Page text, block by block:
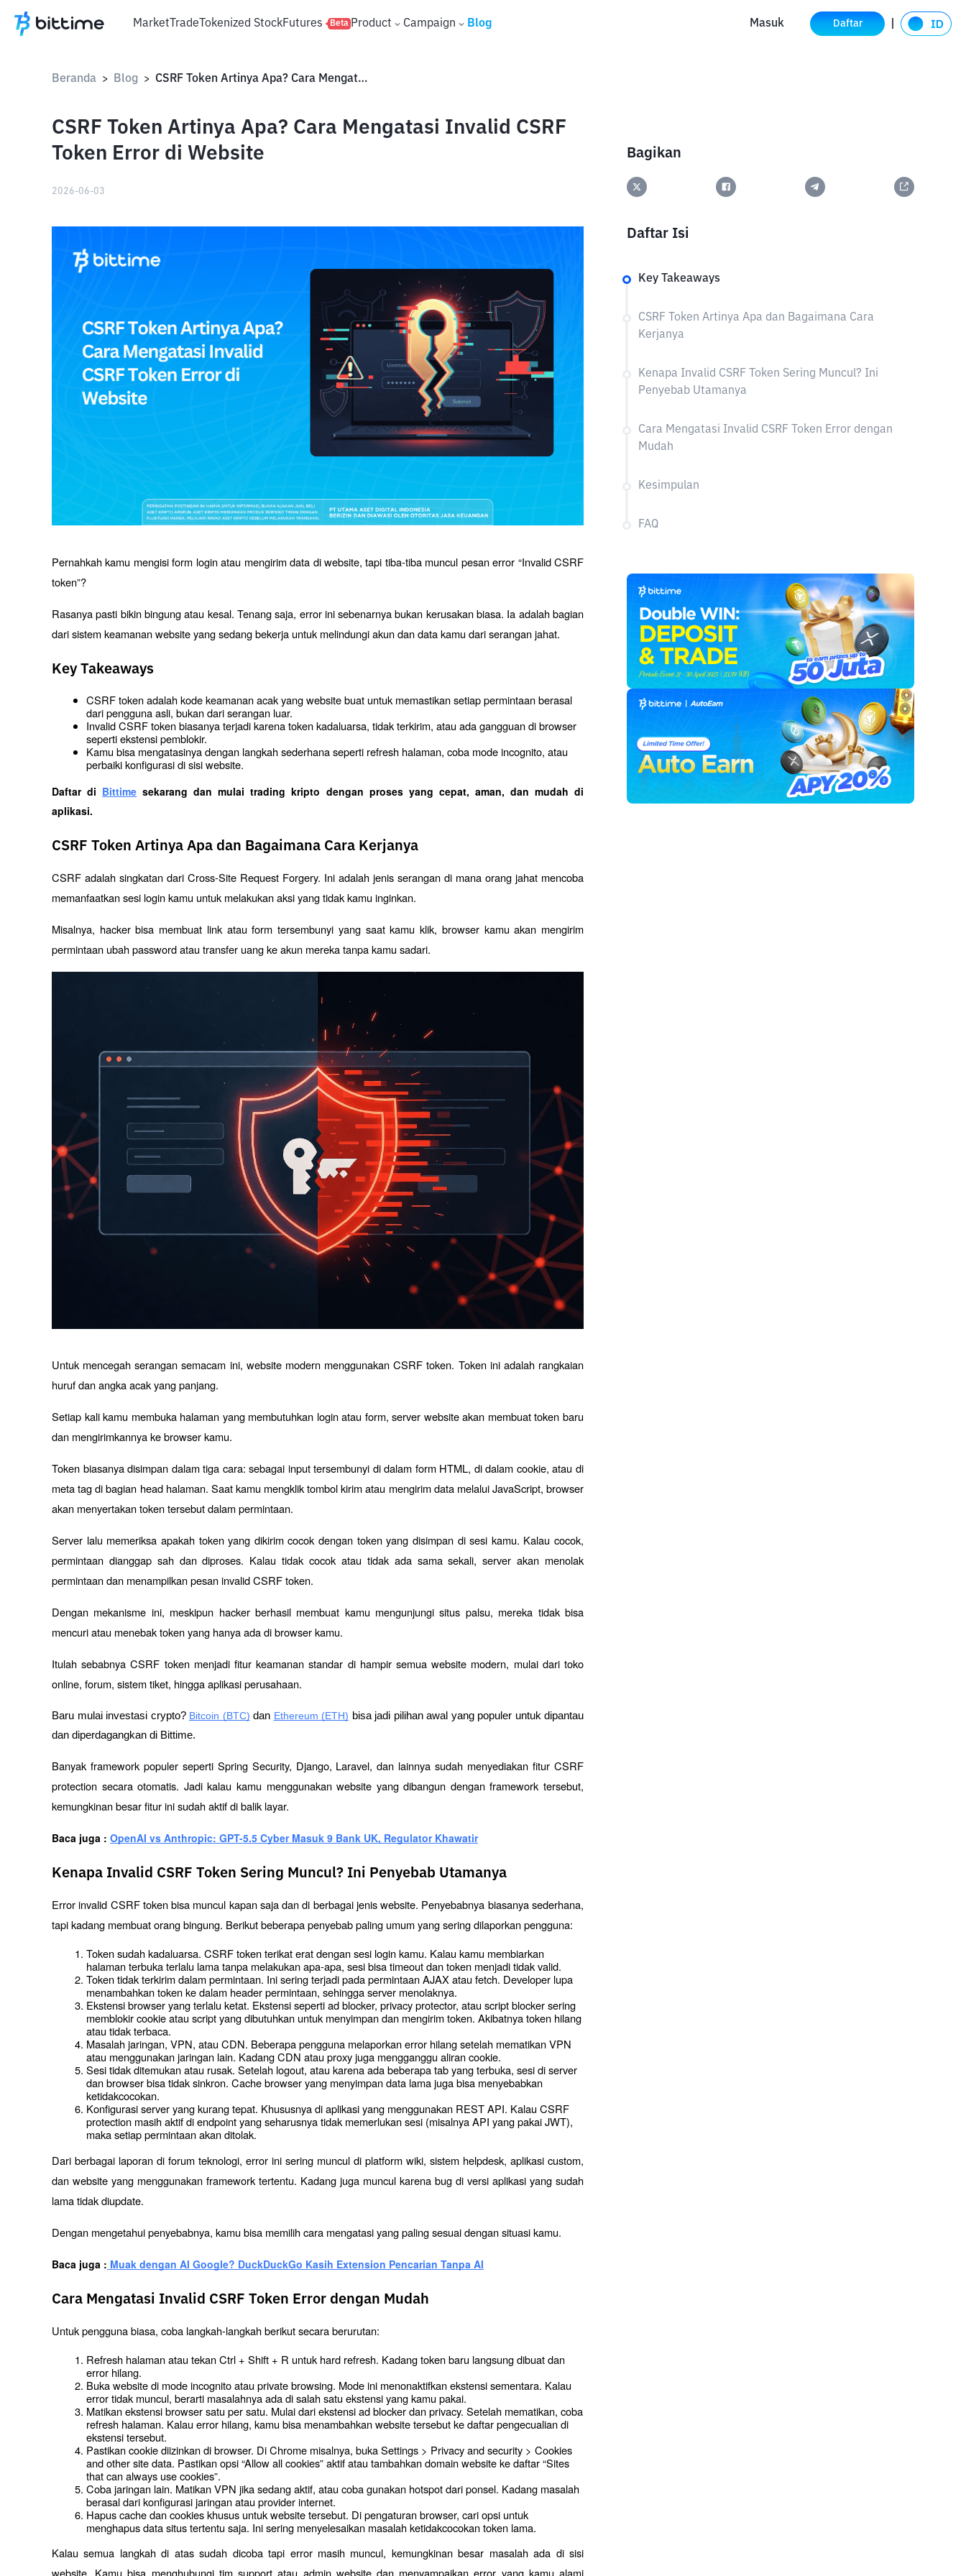
MarketTradeTokenized StockFutures Beta Product Campaign Blog Masuk Daftar
Beranda > Blog > CSRF Token Artinya Apa? Cara Mengatasi Invalid CSRF Token Error di Website
CSRF Token Artinya Apa? Cara Mengatasi Invalid CSRF
Token Error di Website
2026-06-03
Pernahkah kamu mengisi form login atau mengirim data di website, tapi tiba-tiba muncul pesan error “Invalid CSRF
token”?
Rasanya pasti bikin bingung atau kesal. Tenang saja, error ini sebenarnya bukan kerusakan biasa. Ia adalah bagian
dari sistem keamanan website yang sedang bekerja untuk melindungi akun dan data kamu dari serangan jahat.
Key Takeaways
CSRF token adalah kode keamanan acak yang website buat untuk memastikan setiap permintaan berasal
dari pengguna asli, bukan dari serangan luar.
Invalid CSRF token biasanya terjadi karena token kadaluarsa, tidak terkirim, atau ada gangguan di browser
seperti ekstensi pemblokir.
Kamu bisa mengatasinya dengan langkah sederhana seperti refresh halaman, coba mode incognito, atau
perbaiki konfigurasi di sisi website.
Daftar di Bittime sekarang dan mulai trading kripto dengan proses yang cepat, aman, dan mudah di
aplikasi.
CSRF Token Artinya Apa dan Bagaimana Cara Kerjanya
CSRF adalah singkatan dari Cross-Site Request Forgery. Ini adalah jenis serangan di mana orang jahat mencoba
memanfaatkan sesi login kamu untuk melakukan aksi yang tidak kamu inginkan.
Misalnya, hacker bisa membuat link atau form tersembunyi yang saat kamu klik, browser kamu akan mengirim
permintaan ubah password atau transfer uang ke akun mereka tanpa kamu sadari.
Untuk mencegah serangan semacam ini, website modern menggunakan CSRF token. Token ini adalah rangkaian
huruf dan angka acak yang panjang.
Setiap kali kamu membuka halaman yang membutuhkan login atau form, server website akan membuat token baru
dan mengirimkannya ke browser kamu.
Token biasanya disimpan dalam tiga cara: sebagai input tersembunyi di dalam form HTML, di dalam cookie, atau di
meta tag di bagian head halaman. Saat kamu mengklik tombol kirim atau mengirim data melalui JavaScript, browser
akan menyertakan token tersebut dalam permintaan.
Server lalu memeriksa apakah token yang dikirim cocok dengan token yang disimpan di sesi kamu. Kalau cocok,
permintaan dianggap sah dan diproses. Kalau tidak cocok atau tidak ada sama sekali, server akan menolak
permintaan dan menampilkan pesan invalid CSRF token.
Dengan mekanisme ini, meskipun hacker berhasil membuat kamu mengunjungi situs palsu, mereka tidak bisa
mencuri atau menebak token yang hanya ada di browser kamu.
Itulah sebabnya CSRF token menjadi fitur keamanan standar di hampir semua website modern, mulai dari toko
online, forum, sistem tiket, hingga aplikasi perusahaan.
Baru mulai investasi crypto? Bitcoin (BTC) dan Ethereum (ETH) bisa jadi pilihan awal yang populer untuk dipantau
dan diperdagangkan di Bittime.
Banyak framework populer seperti Spring Security, Django, Laravel, dan lainnya sudah menyediakan fitur CSRF
protection secara otomatis. Jadi kalau kamu menggunakan website yang dibangun dengan framework tersebut,
kemungkinan besar fitur ini sudah aktif di balik layar.
Baca juga : OpenAI vs Anthropic: GPT-5.5 Cyber Masuk 9 Bank UK, Regulator Khawatir
Kenapa Invalid CSRF Token Sering Muncul? Ini Penyebab Utamanya
Error invalid CSRF token bisa muncul kapan saja dan di berbagai jenis website. Penyebabnya biasanya sederhana,
tapi kadang membuat orang bingung. Berikut beberapa penyebab paling umum yang sering dilaporkan pengguna:
Token sudah kadaluarsa. CSRF token terikat erat dengan sesi login kamu. Kalau kamu membiarkan
halaman terbuka terlalu lama tanpa melakukan apa-apa, sesi bisa timeout dan token menjadi tidak valid.
Token tidak terkirim dalam permintaan. Ini sering terjadi pada permintaan AJAX atau fetch. Developer lupa
menambahkan token ke dalam header permintaan, sehingga server menolaknya.
Ekstensi browser yang terlalu ketat. Ekstensi seperti ad blocker, privacy protector, atau script blocker sering
memblokir cookie atau script yang dibutuhkan untuk menyimpan dan mengirim token. Akibatnya token hilang
atau tidak terbaca.
Masalah jaringan, VPN, atau CDN. Beberapa pengguna melaporkan error hilang setelah mematikan VPN
atau menggunakan jaringan lain. Kadang CDN atau proxy juga mengganggu aliran cookie.
Sesi tidak ditemukan atau rusak. Setelah logout, atau karena ada beberapa tab yang terbuka, sesi di server
dan browser bisa tidak sinkron. Cache browser yang menyimpan data lama juga bisa menyebabkan
ketidakcocokan.
Konfigurasi server yang kurang tepat. Khususnya di aplikasi yang menggunakan REST API. Kalau CSRF
protection masih aktif di endpoint yang seharusnya tidak memerlukan sesi (misalnya API yang pakai JWT),
maka setiap permintaan akan ditolak.
Dari berbagai laporan di forum teknologi, error ini sering muncul di platform wiki, sistem helpdesk, aplikasi custom,
dan website yang menggunakan framework tertentu. Kadang juga muncul karena bug di versi aplikasi yang sudah
lama tidak diupdate.
Dengan mengetahui penyebabnya, kamu bisa memilih cara mengatasi yang paling sesuai dengan situasi kamu.
Baca juga : Muak dengan AI Google? DuckDuckGo Kasih Extension Pencarian Tanpa AI
Cara Mengatasi Invalid CSRF Token Error dengan Mudah
Untuk pengguna biasa, coba langkah-langkah berikut secara berurutan:
Refresh halaman atau tekan Ctrl + Shift + R untuk hard refresh. Kadang token baru langsung dibuat dan
error hilang.
Buka website di mode incognito atau private browsing. Mode ini menonaktifkan ekstensi sementara. Kalau
error tidak muncul, berarti masalahnya ada di salah satu ekstensi yang kamu pakai.
Matikan ekstensi browser satu per satu. Mulai dari ekstensi ad blocker dan privacy. Setelah mematikan, coba
refresh halaman. Kalau error hilang, kamu bisa menambahkan website tersebut ke daftar pengecualian di
ekstensi tersebut.
Pastikan cookie diizinkan di browser. Di Chrome misalnya, buka Settings > Privacy and security > Cookies
and other site data. Pastikan opsi “Allow all cookies” aktif atau tambahkan domain website ke daftar “Sites
that can always use cookies”.
Coba jaringan lain. Matikan VPN jika sedang aktif, atau coba gunakan hotspot dari ponsel. Kadang masalah
berasal dari konfigurasi jaringan atau provider internet.
Hapus cache dan cookies khusus untuk website tersebut. Di pengaturan browser, cari opsi untuk
menghapus data situs tertentu saja. Ini sering menyelesaikan masalah ketidakcocokan token lama.
Kalau semua langkah di atas sudah dicoba tapi error masih muncul, kemungkinan besar masalah ada di sisi
website. Kamu bisa menghubungi tim support atau admin website dan menyampaikan error yang kamu alami
Bagikan
Daftar Isi
Key Takeaways
CSRF Token Artinya Apa dan Bagaimana Cara
Kerjanya
Kenapa Invalid CSRF Token Sering Muncul? Ini
Penyebab Utamanya
Cara Mengatasi Invalid CSRF Token Error dengan
Mudah
Kesimpulan
FAQ